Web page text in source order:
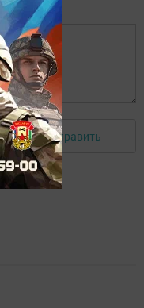
Отправить